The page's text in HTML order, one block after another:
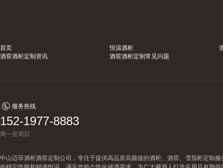
首页 恒温酒柜
酒窖酒柜定制资讯
酒窖酒柜定制常见问题
服务热线
152-1977-8883
周一至周日
中山迈菲酒柜酒窖定制公司，专注于提供高品质高颜值的酒柜、酒窖、雪茄柜定制